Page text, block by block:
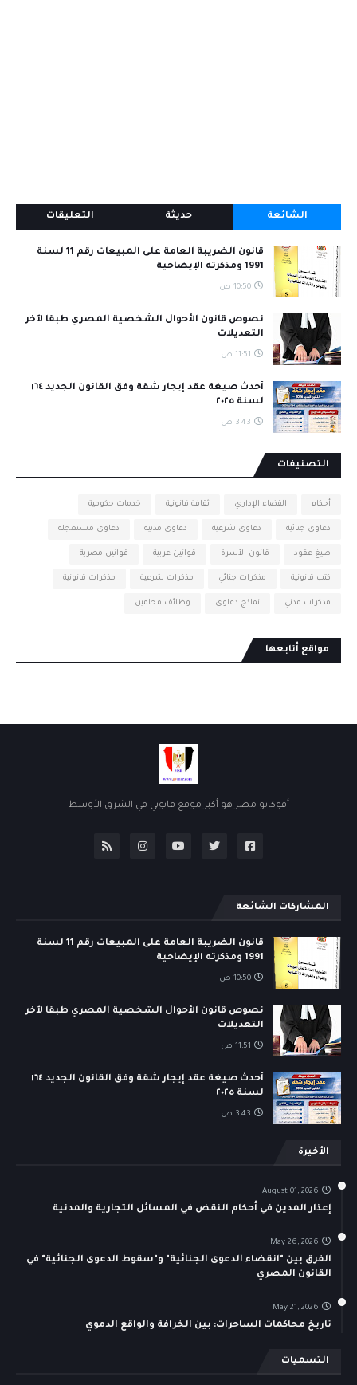
الشائعة حديثة التعليقات
قانون الضريبة العامة على المبيعات رقم 11 لسنة
1991 ومذكرته الإيضاحية
10:50 ص
نصوص قانون الأحوال الشخصية المصري طبقا لآخر
التعديلات
11:51 ص
أحدث صيغة عقد إيجار شقة وفق القانون الجديد ١٦٤
لسنة ٢٠٢٥
3:43 ص
التصنيفات
أحكام القضاء الإداري ثقافة قانونية خدمات حكومية
دعاوى جنائية دعاوى شرعية دعاوى مدنية دعاوى مستعجلة
صيغ عقود قانون الأسرة قوانين عربية قوانين مصرية
كتب قانونية مذكرات جنائي مذكرات شرعية مذكرات قانونية
مذكرات مدني نماذج دعاوى وظائف محامين
مواقع أتابعها
أفوكاتو مصر هو أكبر موقع قانوني في الشرق الأوسط
المشاركات الشائعة
قانون الضريبة العامة على المبيعات رقم 11 لسنة
1991 ومذكرته الإيضاحية
10:50 ص
نصوص قانون الأحوال الشخصية المصري طبقا لآخر
التعديلات
11:51 ص
أحدث صيغة عقد إيجار شقة وفق القانون الجديد ١٦٤
لسنة ٢٠٢٥
3:43 ص
الأخيرة
August 01, 2026
إعذار المدين في أحكام النقض في المسائل التجارية والمدنية
May 26, 2026
الفرق بين "انقضاء الدعوى الجنائية" و"سقوط الدعوى الجنائية" في
القانون المصري
May 21, 2026
تاريخ محاكمات الساحرات: بين الخرافة والواقع الدموي
التسميات